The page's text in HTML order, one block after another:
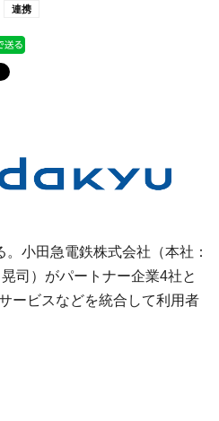
連携
。小田急電鉄株式会社（本社：
司）がパートナー企業4社と
ービスなどを統合して利用者